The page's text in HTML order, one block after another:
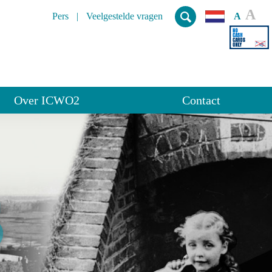
Pers Veelgestelde vragen A A
Over ICWO2 Contact